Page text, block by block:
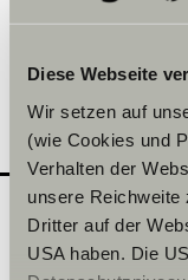
Diese Webseite
Wir setzen auf
(wie Cookies und
Verhalten der
unsere Reichweite
Dritter auf der
USA haben. Die
2